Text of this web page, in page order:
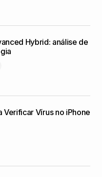
Hybrid: análise de
Verificar Vírus no iPhone